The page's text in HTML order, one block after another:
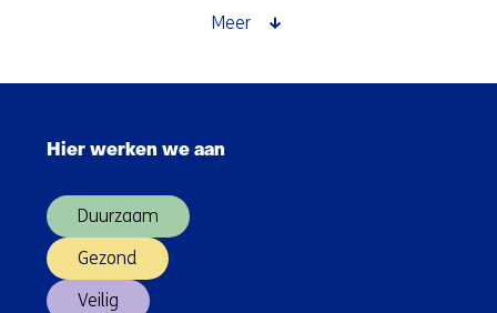
Meer
Hier werken we aan
Duurzaam
Gezond
Veilig